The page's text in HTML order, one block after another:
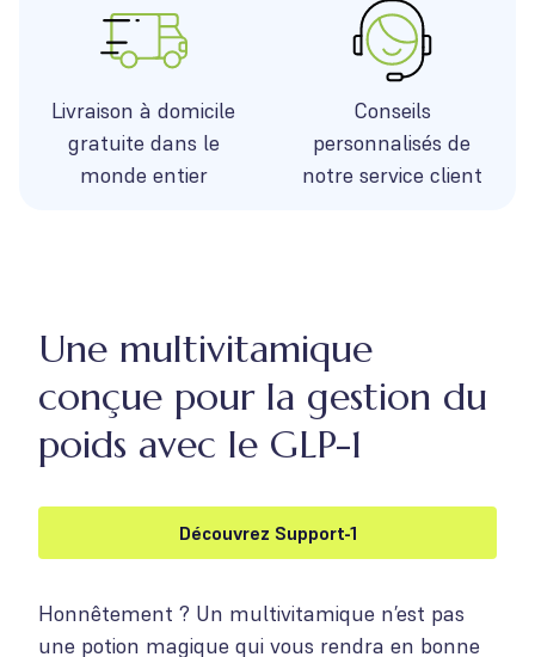
Livraison à domicile
gratuite dans le
monde entier
Conseils
personnalisés de
notre service client
Une multivitamique
conçue pour la gestion du
poids avec le GLP-1
Honnêtement ? Un multivitamique n’est pas
une potion magique qui vous rendra en bonne
Découvrez Support-1